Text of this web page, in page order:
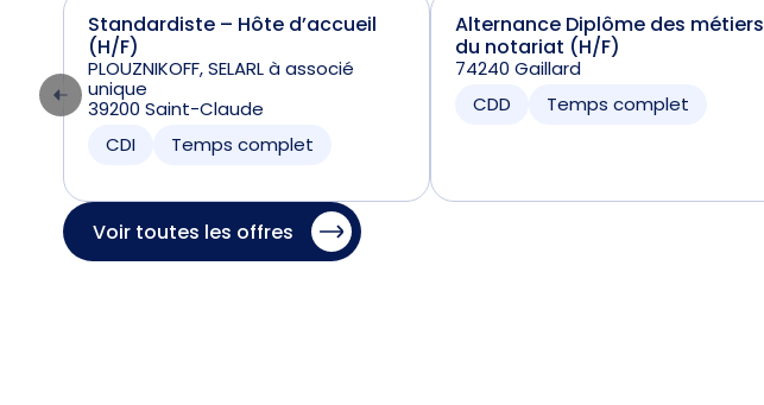
Standardiste – Hôte d’accueil
(H/F)
PLOUZNIKOFF, SELARL à associé
unique
39200 Saint-Claude
CDI
Temps complet
Alternance Diplôme des métiers
du notariat (H/F)
74240 Gaillard
CDD
Temps complet
Voir toutes les offres